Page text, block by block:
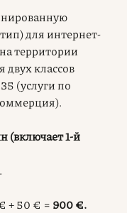
для интернет-
территории
двух классов
(услуги по
(включает 1-й
+ 50 € = 900 €.